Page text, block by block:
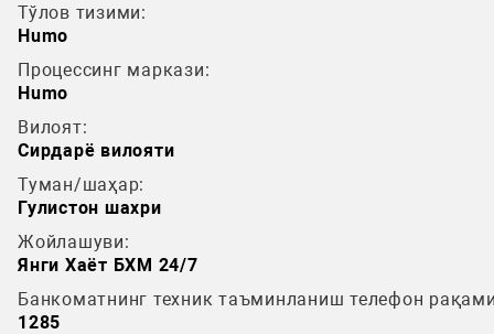
Тўлов тизими:
Humo
Процессинг маркази:
Humo
Вилоят:
Сирдарё вилояти
Туман/шаҳар:
Гулистон шахри
Жойлашуви:
Янги Хаёт БХМ 24/7
Банкоматнинг техник таъминланиш телефон
1285